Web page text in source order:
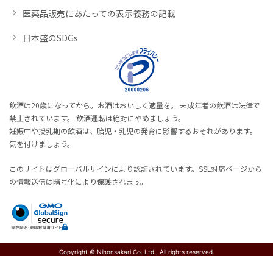
医薬品販売にあたっての表示義務の記載
日本盛のSDGs
飲酒は20歳になってから。お酒はおいしく適量を。 未成年者の飲酒は法律で
禁止されています。 飲酒運転は絶対にやめましょう。
妊娠中や授乳期の飲酒は、胎児・乳児の発育に影響するおそれがあります。
気を付けましょう。
このサイトはグローバルサインにより認証されています。SSL対応ページから
の情報送信は暗号化により保護されます。
Copyright © Nihonsakari Co. Ltd., All rights reserved.